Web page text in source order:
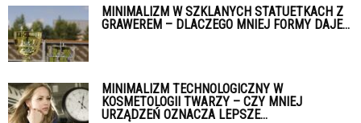
MINIMALIZM W SZKLANYCH STATUETKACH Z
GRAWEREM – DLACZEGO MNIEJ FORMY DAJE...
MINIMALIZM TECHNOLOGICZNY W
KOSMETOLOGII TWARZY – CZY MNIEJ
URZĄDZEŃ OZNACZA LEPSZE...